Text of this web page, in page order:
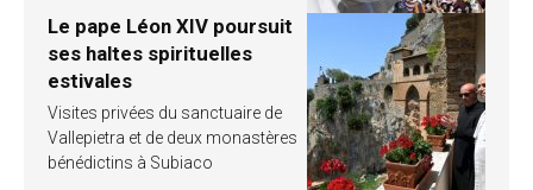
Le pape Léon XIV poursuit
ses haltes spirituelles
estivales
Visites privées du sanctuaire de
Vallepietra et de deux monastères
bénédictins à Subiaco